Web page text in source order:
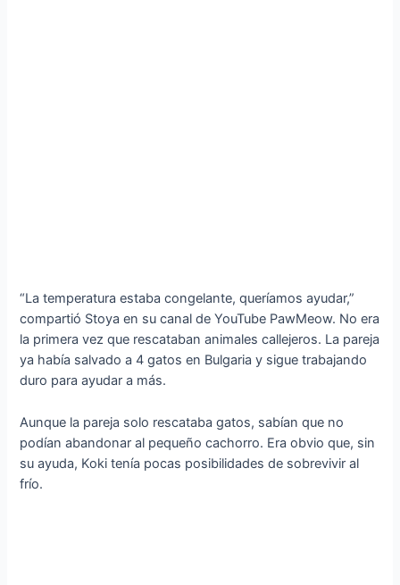
“La temperatura estaba congelante, queríamos ayudar,”
compartió Stoya en su canal de YouTube PawMeow. No era
la primera vez que rescataban animales callejeros. La pareja
ya había salvado a 4 gatos en Bulgaria y sigue trabajando
duro para ayudar a más.
Aunque la pareja solo rescataba gatos, sabían que no
podían abandonar al pequeño cachorro. Era obvio que, sin
su ayuda, Koki tenía pocas posibilidades de sobrevivir al
frío.